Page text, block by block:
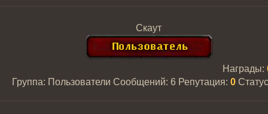
Скаут
Группа: Пользователи Сообщений: 6
Награды:
Репутация: 0